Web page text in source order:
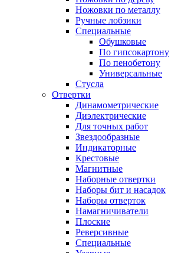
Ножовки по металлу
Ручные лобзики
Специальные
Обушковые
По гипсокартону
По пенобетону
Универсальные
Стусла
Отвертки
Динамометрические
Диэлектрические
Для точных работ
Звездообразные
Индикаторные
Крестовые
Магнитные
Наборные отвертки
Наборы бит и насадок
Наборы отверток
Намагничиватели
Плоские
Реверсивные
Специальные